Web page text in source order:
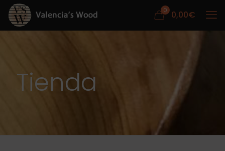
0 0,00€
Tienda